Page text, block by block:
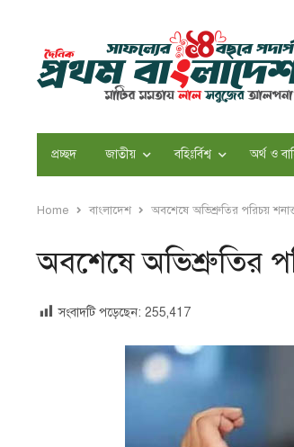
প্রচ্ছদ জাতীয় বহিঃর্বিশ্ব অর্থ ও
Home বাংলাদেশ অবশেষে অভিশ্রুতির পরিচয়
অবশেষে অভিশ্রুতির
সংবাদটি পড়েছেন: 255,417